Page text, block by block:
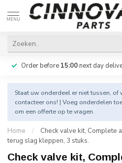
MENU
Order before 15:00next day
Staat uw onderdeel er niet tussen, of
contacteer ons! | Voeg onderdelen
om een offerte op te vragen.
Home /
Check valve kit, Complete
terug slag kleppen, 3 stuks.
Check valve kit,